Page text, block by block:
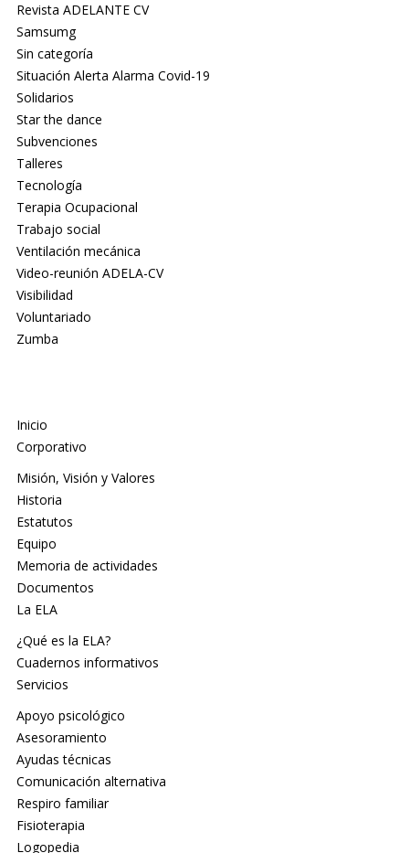
Revista ADELANTE CV
Samsumg
Sin categoría
Situación Alerta Alarma Covid-19
Solidarios
Star the dance
Subvenciones
Talleres
Tecnología
Terapia Ocupacional
Trabajo social
Ventilación mecánica
Video-reunión ADELA-CV
Visibilidad
Voluntariado
Zumba
Inicio
Corporativo
Misión, Visión y Valores
Historia
Estatutos
Equipo
Memoria de actividades
Documentos
La ELA
¿Qué es la ELA?
Cuadernos informativos
Servicios
Apoyo psicológico
Asesoramiento
Ayudas técnicas
Comunicación alternativa
Respiro familiar
Fisioterapia
Logopedia